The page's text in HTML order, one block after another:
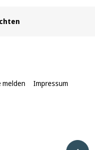
Impressum